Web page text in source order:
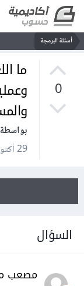
أسئلة البرمجة
0
ما
29 أكتوبر 2024
السؤال
مصعب